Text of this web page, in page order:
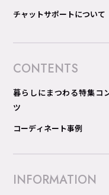
チャットサポートについて
CONTENTS
暮らしにまつわる特集コ
ツ
コーディネート事例
INFORMATION